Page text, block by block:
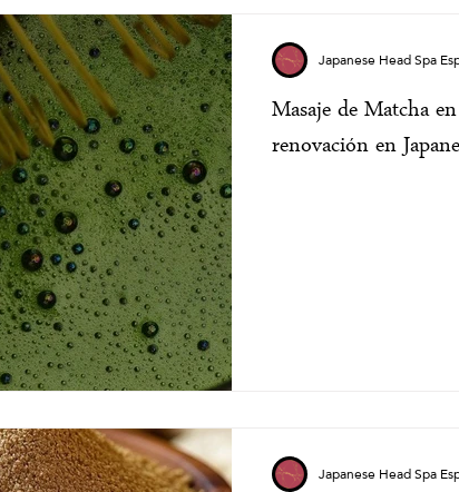
Masaje de Matcha
renovación en
Japanese Head Spa
Japanese Head Spa